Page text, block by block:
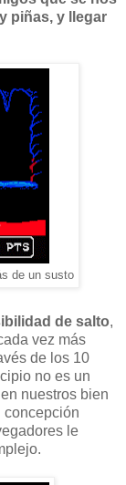
piñas, y llegar
de un susto
de salto,
vez más
de los 10
no es un
nuestros bien
concepción
le